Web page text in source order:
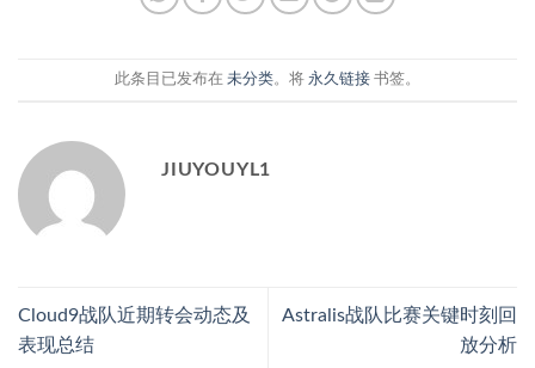
此条目已发布在 未分类。将 永久链接 书签。
JIUYOUYL1
Cloud9战队近期转会动态及
表现总结
Astralis战队比赛关键时刻回
放分析